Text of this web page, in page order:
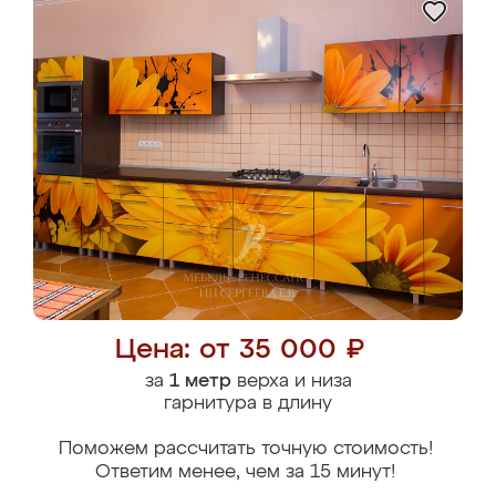
Цена: от 35 000 ₽
за 1 метрверха и низа
гарнитура в длину
Поможем рассчитать точную стоимость!
Ответим менее, чем за 15 минут!